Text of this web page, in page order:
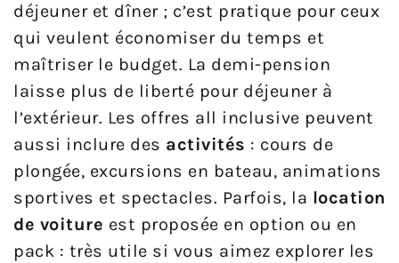
déjeuner et dîner ; c’est pratique pour ceux
qui veulent économiser du temps et
maîtriser le budget. La demi-pension
laisse plus de liberté pour déjeuner à
l’extérieur. Les offres all inclusive peuvent
aussi inclure des activités : cours de
plongée, excursions en bateau, animations
sportives et spectacles. Parfois, la location
de voiture est proposée en option ou en
pack : très utile si vous aimez explorer les